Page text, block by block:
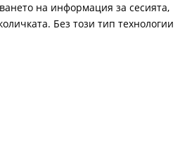
на информация за сесията,
Без този тип технологии